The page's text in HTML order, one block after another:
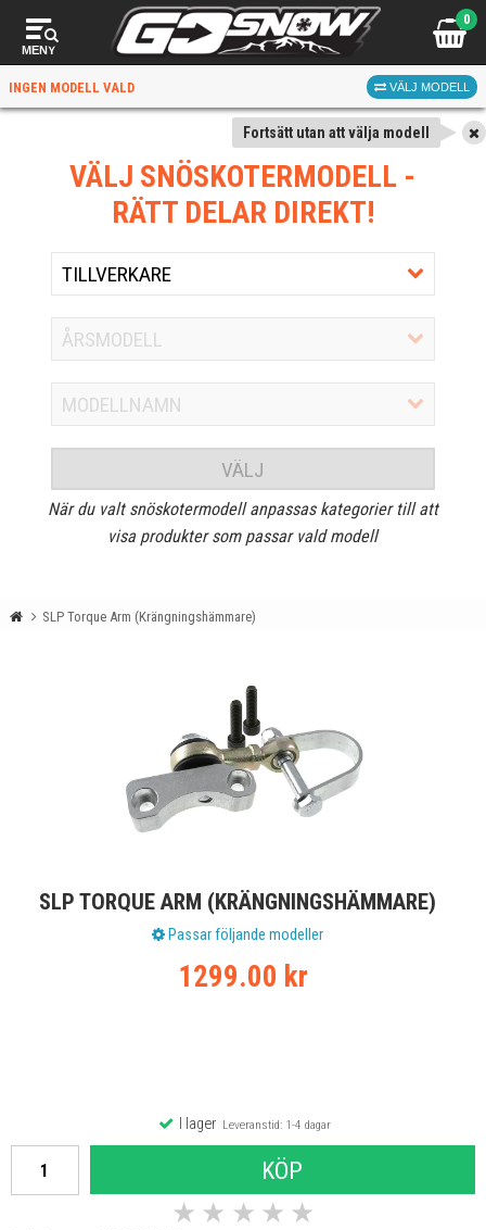
MENY
0
INGEN MODELL VALD VÄLJ MODELL
Fortsätt utan att välja modell
VÄLJ SNÖSKOTERMODELL -
RÄTT DELAR DIREKT!
VÄLJ
När du valt snöskotermodell anpassas kategorier till att
visa produkter som passar vald modell
SLP Torque Arm (Krängningshämmare)
SLP TORQUE ARM (KRÄNGNINGSHÄMMARE)
Passar följande modeller
1299.00 kr
I lagerLeveranstid: 1-4 dagar
KÖP
★ ★ ★ ★ ★